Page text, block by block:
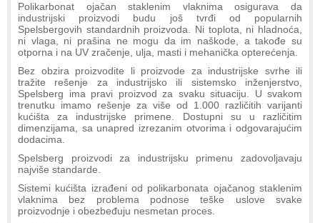
Polikarbonat ojačan staklenim vlaknima osigurava da
industrijski proizvodi budu još tvrđi od popularnih
Spelsbergovih standardnih proizvoda. Ni toplota, ni hladnoća,
ni vlaga, ni prašina ne mogu da im naškode, a takođe su
otporna i na UV zračenje, ulja, masti i mehanička opterećenja.
Bez obzira proizvodite li proizvode za industrijske svrhe ili
tražite rešenje za industrijsko ili sistemsko inženjerstvo,
Spelsberg ima pravi proizvod za svaku situaciju. U svakom
trenutku imamo rešenje za više od 1.000 različitih varijanti
kućišta za industrijske primene. Dostupni su u različitim
dimenzijama, sa unapred izrezanim otvorima i odgovarajućim
dodacima.
Spelsberg proizvodi za industrijsku primenu zadovoljavaju
najviše standarde.
Sistemi kućišta izrađeni od polikarbonata ojačanog staklenim
vlaknima bez problema podnose teške uslove svake
proizvodnje i obezbeđuju nesmetan proces.